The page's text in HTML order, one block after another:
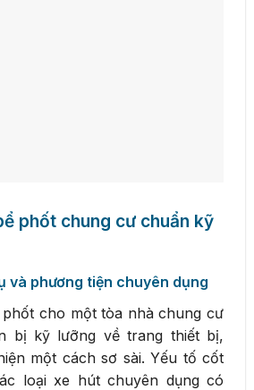
phốt chung cư chuẩn kỹ
và phương tiện chuyên dụng
cho một tòa nhà chung cư
bị kỹ lưỡng về trang thiết bị,
một cách sơ sài. Yếu tố cốt
loại xe hút chuyên dụng có